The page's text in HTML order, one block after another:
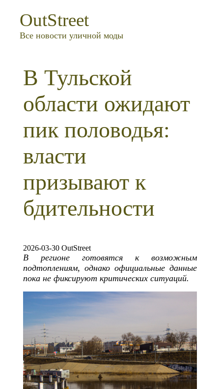
OutStreet
Все новости уличной моды
В Тульской
области ожидают
пик половодья:
власти
призывают к
бдительности
2026-03-30 OutStreet
В регионе готовятся к возможным
подтоплениям, однако официальные данные
пока не фиксируют критических ситуаций.